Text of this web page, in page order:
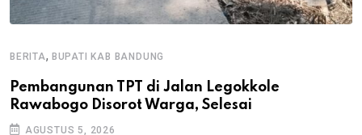
BERITA, BUPATI KAB BANDUNG
Pembangunan TPT di Jalan Legokkole
Rawabogo Disorot Warga, Selesai
AGUSTUS 5, 2026